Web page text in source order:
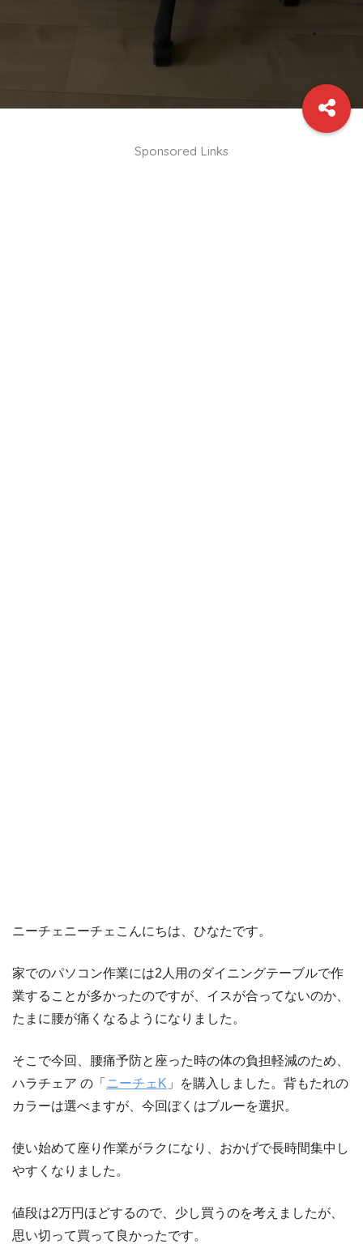
Sponsored Links
ニーチェニーチェこんにちは、ひなたです。
家でのパソコン作業には2人用のダイニングテーブルで作
業することが多かったのですが、イスが合ってないのか、
たまに腰が痛くなるようになりました。
そこで今回、腰痛予防と座った時の体の負担軽減のため、
ハラチェア の「 ニーチェK 」を購入しました。背もたれの
カラーは選べますが、今回ぼくはブルーを選択。
使い始めて座り作業がラクになり、おかげで長時間集中し
やすくなりました。
値段は2万円ほどするので、少し買うのを考えましたが、
思い切って買って良かったです。